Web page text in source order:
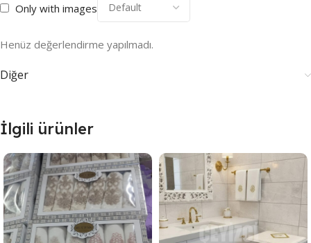
Only with images
Henüz değerlendirme yapılmadı.
Diğer
İlgili ürünler